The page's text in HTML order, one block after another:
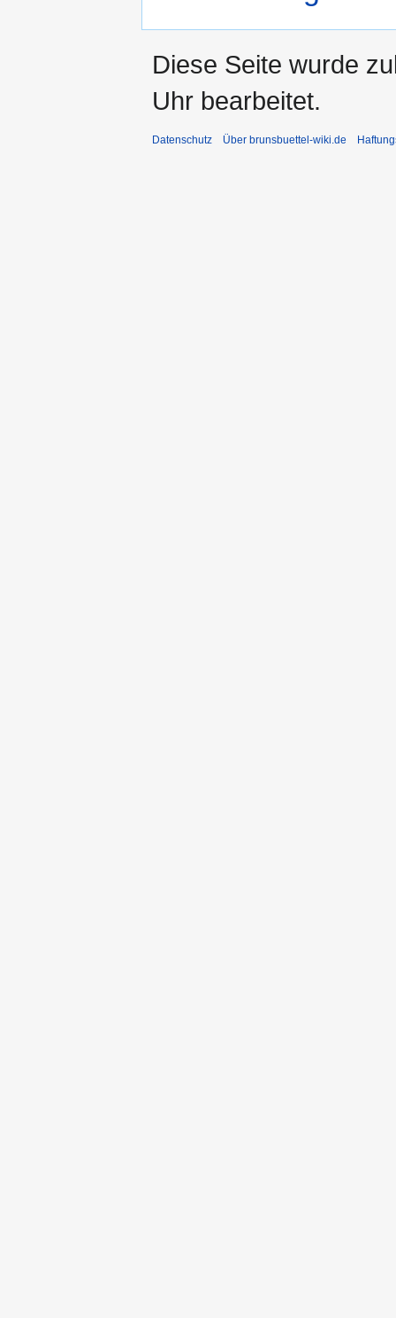
Diese Seite wurde
Uhr bearbeitet.
Datenschutz Über brunsbuettel-wiki.de